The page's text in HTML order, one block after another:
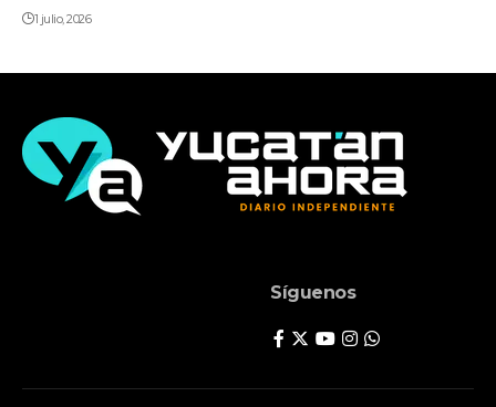
1 julio, 2026
Síguenos